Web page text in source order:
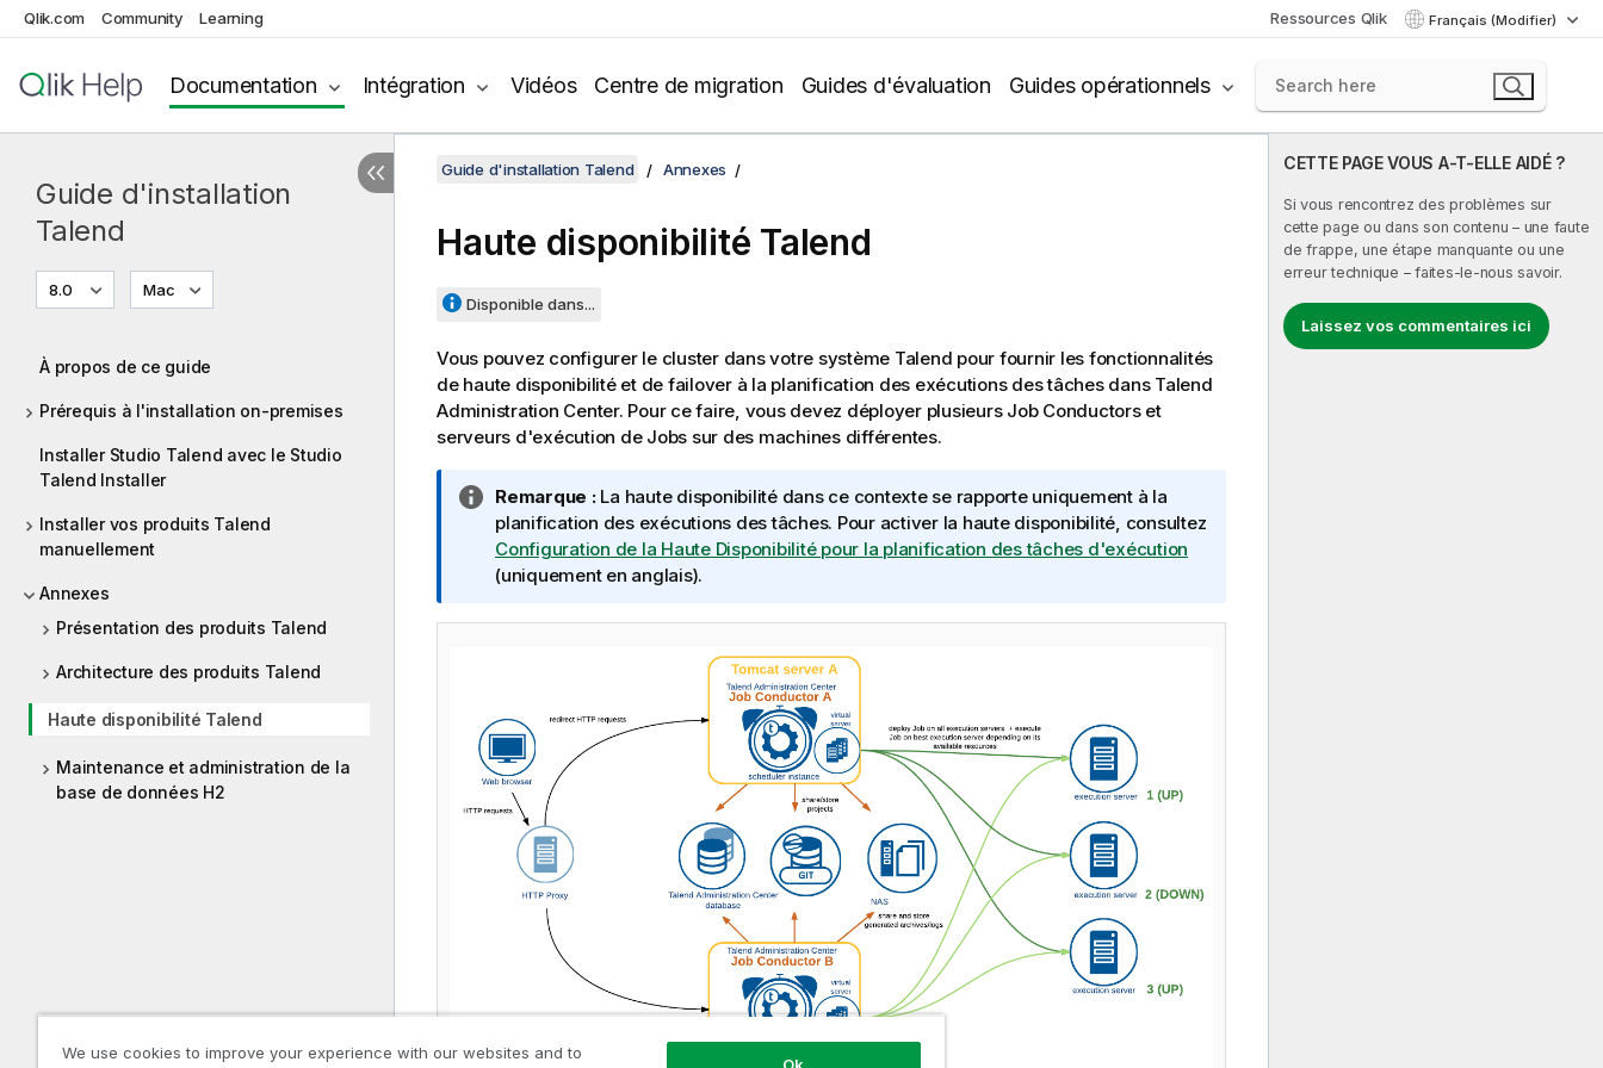
Qlik.com Community Learning Ressources Qlik Français (Modifier)
Documentation Intégration Vidéos Centre de migration Guides d'évaluation Guides opérationnels
Guide d'installation
Talend
8.0 Mac
À propos de ce guide
Prérequis à l'installation on-premises
Installer Studio Talend avec le Studio
Talend Installer
Installer vos produits Talend
manuellement
Annexes
Présentation des produits Talend
Architecture des produits Talend
Haute disponibilité Talend
Maintenance et administration de la
base de données H2
CETTE PAGE VOUS A-T-ELLE AIDÉ ?
Si vous rencontrez des problèmes sur
cette page ou dans son contenu – une faute
de frappe, une étape manquante ou une
erreur technique – faites-le-nous savoir.
Laissez vos commentaires ici
Guide d'installation Talend Annexes
Haute disponibilité Talend
Disponible dans...
Vous pouvez configurer le cluster dans votre système Talend pour fournir les fonctionnalités
de haute disponibilité et de failover à la planification des exécutions des tâches dans Talend
Administration Center. Pour ce faire, vous devez déployer plusieurs Job Conductors et
serveurs d'exécution de Jobs sur des machines différentes.
N
o
t
e
n
m
a
t
i
Remarque :La haute disponibilité dans ce contexte se rapporte uniquement à la
planification des exécutions des tâches. Pour activer la haute disponibilité, consultez
Configuration de la Haute Disponibilité pour la planification des tâches d'exécution
(uniquement en anglais).
We use cookies to improve your experience with our websites and to